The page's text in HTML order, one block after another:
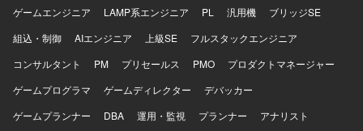
ゲームエンジニア
LAMP系エンジニア PL 汎用機
ブリッジSE
組込・制御
AIエンジニア 上級SE
フルスタックエンジニア
コンサルタント
PM プリセールス PMO
プロダクトマネージャー
ゲームプログラマ
ゲームディレクター
デバッカー
ゲームプランナー
DBA 運用・監視 プランナー
アナリスト